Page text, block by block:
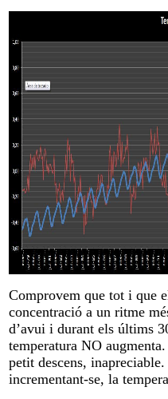
Comprovem que tot i que
concentració a un ritme
d’avui i durant els últims
temperatura NO
petit descens,
incrementant-se, la